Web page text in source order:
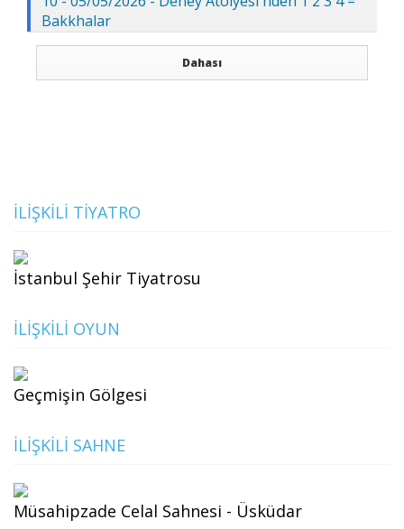
Bakkhalar
Dahası
İLIŞKILI TIYATRO
İstanbul Şehir Tiyatrosu
İLIŞKILI OYUN
Geçmişin Gölgesi
İLIŞKILI SAHNE
Müsahipzade Celal Sahnesi - Üsküdar